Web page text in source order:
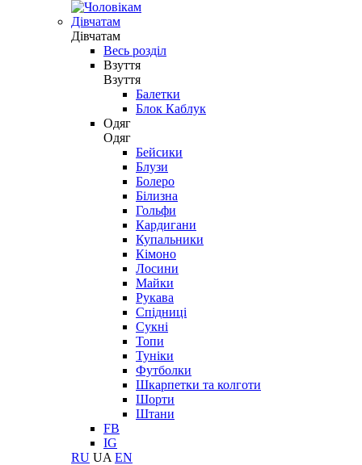
Дівчатам
Дівчатам
Весь розділ
Взуття
Взуття
Балетки
Блок Каблук
Одяг
Одяг
Бейсики
Блузи
Болеро
Білизна
Гольфи
Кардигани
Купальники
Кімоно
Лосини
Майки
Рукава
Спідниці
Сукні
Топи
Туніки
Футболки
Шкарпетки та колготи
Шорти
Штани
FB
IG
RU UA EN